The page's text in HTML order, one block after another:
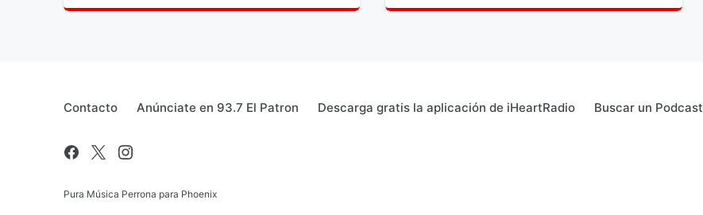
Contacto Anúnciate en 93.7 El Patron Descarga gratis la aplicación de iHeartRadio Buscar un Podcast
Pura Música Perrona para Phoenix